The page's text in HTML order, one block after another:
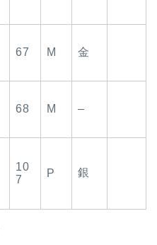
67 M 金
68 M –
10
7
P 銀